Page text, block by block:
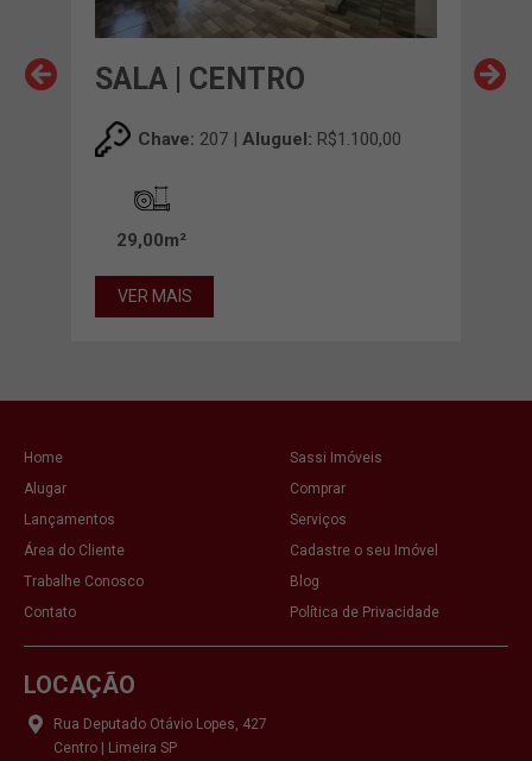
SALA | CENTRO
Chave: 207 | Aluguel: R$1.100,00
29,00m²
VER MAIS
Home
Sassi Imóveis
Alugar
Comprar
Lançamentos
Serviços
Área do Cliente
Cadastre o seu Imóvel
Trabalhe Conosco
Blog
Contato
Política de Privacidade
LOCAÇÃO
Rua Deputado Otávio Lopes, 427
Centro | Limeira SP